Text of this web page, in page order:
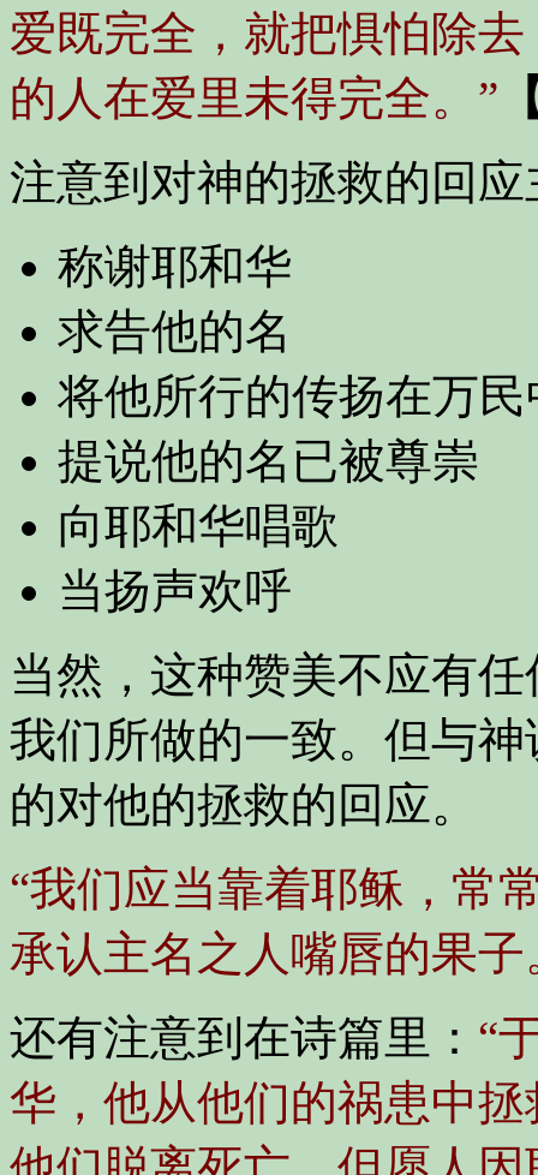
爱既完全，就把惧怕除
的人在爱里未得完全。”
注意到对神的拯救的回
称谢耶和华
求告他的名
将他所行的传扬在万
提说他的名已被尊崇
向耶和华唱歌
当扬声欢呼
当然，这种赞美不应有
我们所做的一致。但与
的对他的拯救的回应。
“我们应当靠着耶稣，常
承认主名之人嘴唇的果子
还有注意到在诗篇里： “
华，他从他们的祸患中